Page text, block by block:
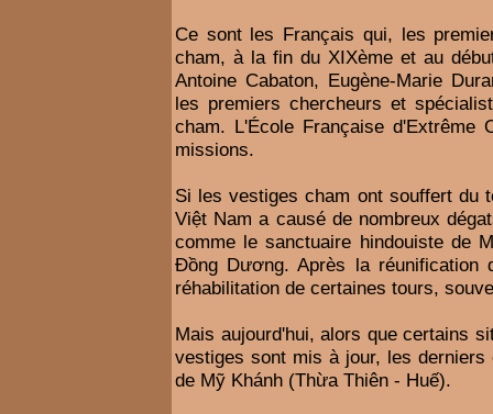
Ce sont les Français qui, les
cham, à la fin du XIXème et au
Antoine Cabaton, Eugène-Marie
les premiers chercheurs et
cham. L'École Française d'Extrême
missions.
Si les vestiges cham ont souffert du
Việt Nam a causé de nombreux
comme le sanctuaire hindouiste de
Ðồng Dương. Après la réunification
réhabilitation de certaines tours,
Mais aujourd'hui, alors que certains
vestiges sont mis à jour, les
de Mỹ Khánh (Thừa Thiên - Huế).